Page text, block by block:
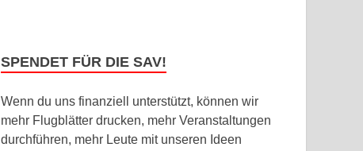
SPENDET FÜR DIE SAV!
Wenn du uns finanziell unterstützt, können wir
mehr Flugblätter drucken, mehr Veranstaltungen
durchführen, mehr Leute mit unseren Ideen